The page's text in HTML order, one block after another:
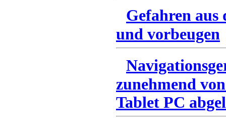
Gefahren
und vorbeugen
zunehmend
Tablet PC